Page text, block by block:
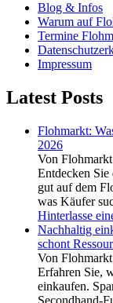
Blog & Infos
Warum auf
Termine
Impressum
Latest Posts
Flohmarkt:
2026
Von Flohmarkt
Entdecken
gut auf dem
was Käufer
Hinterlasse
Nachhaltig
schont
Von Flohmarkt
Erfahren Sie,
einkaufen.
Secondhand-